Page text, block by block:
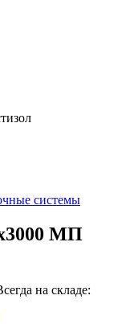
системы
МП
на складе: